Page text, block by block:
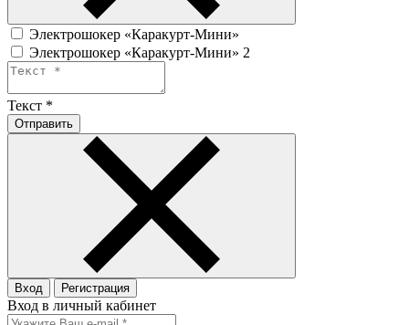
Электрошокер «Каракурт-Мини»
Электрошокер «Каракурт-Мини» 2
Текст *
Отправить
Вход Регистрация
Вход в личный кабинет